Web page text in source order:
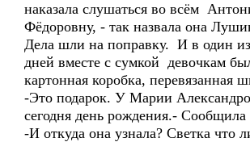
наказала слушаться во всём
Фёдоровну, - так назвала она
Дела шли на поправку. И в один
дней вместе с сумкой девочкам
картонная коробка, перевязанная
-Это подарок. У Марии
сегодня день рождения.- Сообщила
-И откуда она узнала? Светка что